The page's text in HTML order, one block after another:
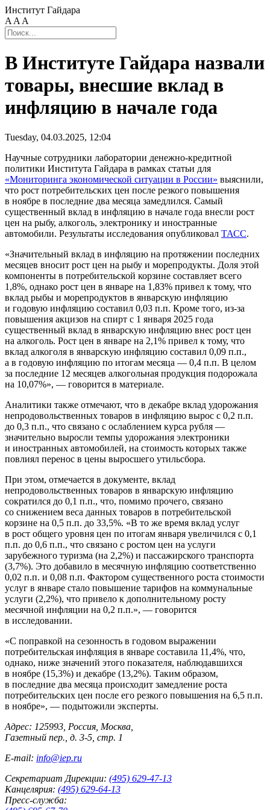
Институт Гайдара
A A A
В Институте Гайдара назвали
товары, внесшие вклад в
инфляцию в начале года
Tuesday, 04.03.2025, 12:04
Научные сотрудники лаборатории денежно-кредитной
политики Института Гайдара в рамках статьи для
«Мониторинга экономической ситуации в России» выяснили,
что рост потребительских цен после резкого повышения
в ноябре в последние два месяца замедлился. Самый
существенный вклад в инфляцию в начале года внесли рост
цен на рыбу, алкоголь, электронику и иностранные
автомобили. Результаты исследования опубликовал ТАСС.
«Значительный вклад в инфляцию на протяжении последних
месяцев вносит рост цен на рыбу и морепродукты. Доля этой
компоненты в потребительской корзине составляет всего
1,8%, однако рост цен в январе на 1,83% привел к тому, что
вклад рыбы и морепродуктов в январскую инфляцию
и годовую инфляцию составил 0,03 п.п. Кроме того, из-за
повышения акцизов на спирт с 1 января 2025 года
существенный вклад в январскую инфляцию внес рост цен
на алкоголь. Рост цен в январе на 2,1% привел к тому, что
вклад алкоголя в январскую инфляцию составил 0,09 п.п.,
а в годовую инфляцию по итогам месяца — 0,4 п.п. В целом
за последние 12 месяцев алкогольная продукция подорожала
на 10,07%», — говорится в материале.
Аналитики также отмечают, что в декабре вклад удорожания
непродовольственных товаров в инфляцию вырос с 0,2 п.п.
до 0,3 п.п., что связано с ослаблением курса рубля —
значительно выросли темпы удорожания электроники
и иностранных автомобилей, на стоимость которых также
повлиял перенос в цены выросшего утильсбора.
При этом, отмечается в документе, вклад
непродовольственных товаров в январскую инфляцию
сократился до 0,1 п.п., что, помимо прочего, связано
со снижением веса данных товаров в потребительской
корзине на 0,5 п.п. до 33,5%. «В то же время вклад услуг
в рост общего уровня цен по итогам января увеличился с 0,1
п.п. до 0,6 п.п., что связано с ростом цен на услуги
зарубежного туризма (на 2,2%) и пассажирского транспорта
(3,7%). Это добавило в месячную инфляцию соответственно
0,02 п.п. и 0,08 п.п. Фактором существенного роста стоимости
услуг в январе стало повышение тарифов на коммунальные
услуги (2,2%), что привело к дополнительному росту
месячной инфляции на 0,2 п.п.», — говорится
в исследовании.
«С поправкой на сезонность в годовом выражении
потребительская инфляция в январе составила 11,4%, что,
однако, ниже значений этого показателя, наблюдавшихся
в ноябре (15,3%) и декабре (13,2%). Таким образом,
в последние два месяца происходит замедление роста
потребительских цен после его резкого повышения на 6,5 п.п.
в ноябре», — подытожили эксперты.
Адрес: 125993, Россия, Москва,
Газетный пер., д. 3-5, стр. 1
E-mail: info@iep.ru
Секретариат Дирекции: (495) 629-47-13
Канцелярия: (495) 629-64-13
Пресс-служба: